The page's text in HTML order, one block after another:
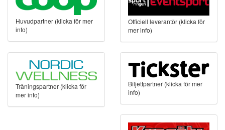
Huvudpartner (klicka för mer
info)
Officiell leverantör (klicka för
mer info)
Träningspartner (klicka för
mer info)
Biljettpartner (klicka för mer
info)